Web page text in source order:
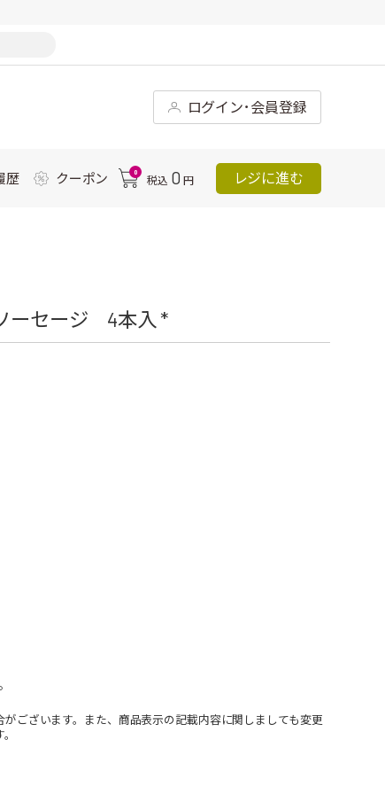
ログイン･会員登録
歴 クーポン 0
税込 0 円 レジに進む
ーセージ 4本入 *
ございます。また、商品表示の記載内容に関しましても変更